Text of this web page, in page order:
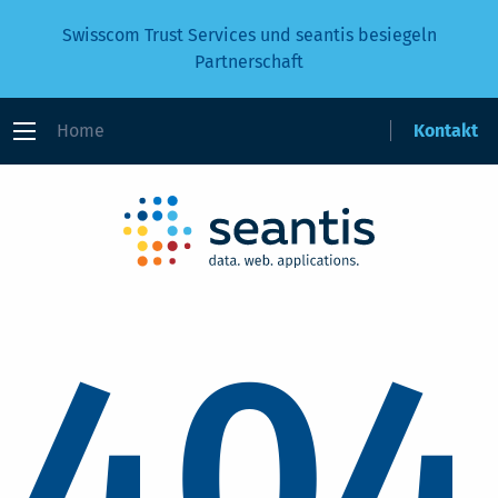
Swisscom Trust Services und seantis besiegeln
Partnerschaft
Home Kontakt